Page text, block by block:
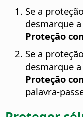
Se a
desmarque
Proteção
Se a
desmarque
Proteção
palavra-